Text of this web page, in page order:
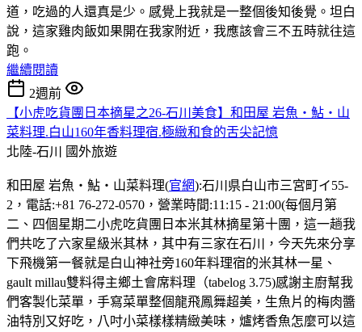
道，吃過的人還真是少。感覺上我就是一整個後知後覺。坦白
說，這家雞肉飯如果開在我家附近，我應該會三不五時就往這
跑。
繼續閱讀
2週前
【小虎吃貨團日本摘星之26-石川美食】和田屋 岩魚・鮎・山
菜料理.白山160年香料理宿.極緻和食的舌尖記憶
北陸-石川
國外旅遊
和田屋 岩魚・鮎・山菜料理(官網):石川県白山市三宮町イ55-
2，電話:+81 76-272-0570，營業時間:11:15 - 21:00(每個月第
二、四個星期二小虎吃貨團日本米其林摘星第十團，這一趟我
們共吃了六家星級米其林，其中有三家在石川，今天先來分享
下飛機第一餐就是白山神社旁160年料理宿的米其林一星、
gault millau雙料得主鄉土會席料理（tabelog 3.75)感謝主廚幫我
們客製化菜單，手寫菜單整個龍飛鳳舞超美，生魚片的梅肉醬
油特別又好吃，八吋小菜樣樣精緻美味，爐烤香魚怎麼可以這